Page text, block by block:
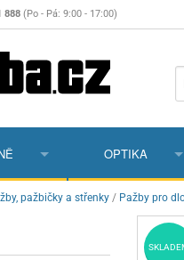
888 (Po - Pá: 9:00 - 17:00)
Vzduchovky na
Příslušenství pro
pistole a revolveryPříslušenství
OPTIKA
Puškohledy
Dalekohledy a
pažbičky a střenky / Pažby pro